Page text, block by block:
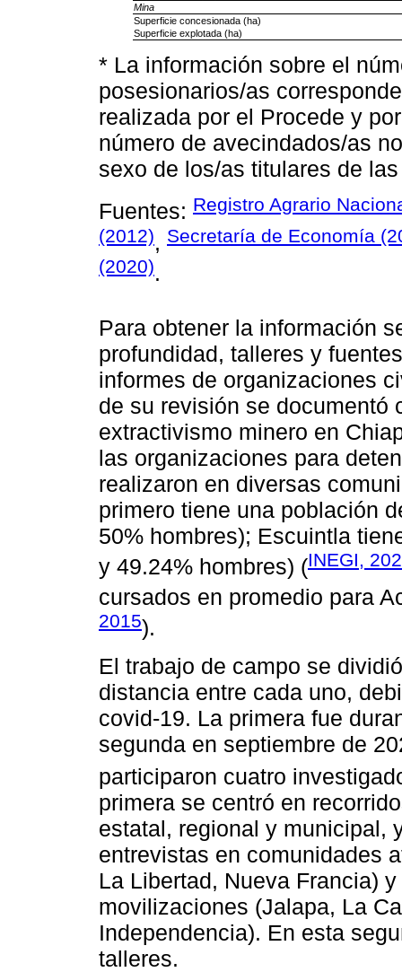
Mina
Superficie concesionada (ha)
Superficie explotada (ha)
* La información sobre el
posesionarios/as
realizada por el Procede y
número de avecindados/as
sexo de los/as titulares de
Fuentes: Registro Agrario
(2012), Secretaría de Economía
(2020).
Para obtener la información
profundidad, talleres y
informes de organizaciones
de su revisión se documentó
extractivismo minero en
las organizaciones para
realizaron en diversas
primero tiene una población
50% hombres); Escuintla
y 49.24% hombres) (INEGI,
cursados en promedio para
2015).
El trabajo de campo se
distancia entre cada uno,
covid-19. La primera fue
segunda en septiembre de
participaron cuatro
primera se centró en
estatal, regional y municipal,
entrevistas en comunidades
La Libertad, Nueva Francia)
movilizaciones (Jalapa, La
Independencia). En esta
talleres.